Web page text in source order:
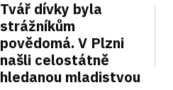
Tvář dívky byla
strážníkům
povědomá. V Plzni
našli celostátně
hledanou mladistvou